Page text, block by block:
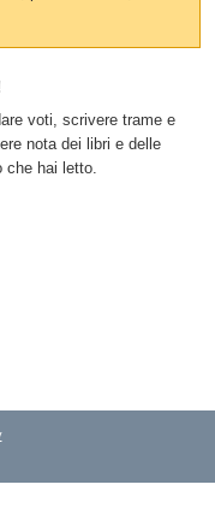
voti, scrivere trame e
nota dei libri e delle
che hai letto.